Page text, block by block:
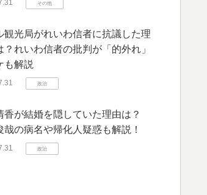
その他
観光局がれいわ信者に抗議した理
？れいわ信者の批判が「的外れ」
も解説
政治
香が結婚を隠していた理由は？
哉の病名や帰化人疑惑も解説！
政治